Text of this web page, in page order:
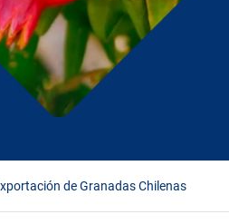
de Granadas Chilenas